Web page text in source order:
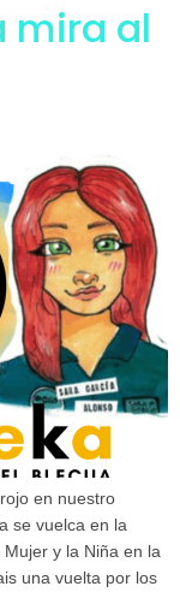
mira al
en nuestro
se vuelca en la
y la Niña en la
una vuelta por los